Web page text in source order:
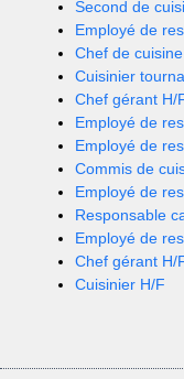
Second de
Employé de
Chef de
Cuisinier
Chef gérant H/
Employé de
Employé de
Commis de
Employé de
Responsable
Employé de
Chef gérant H/
Cuisinier H/F